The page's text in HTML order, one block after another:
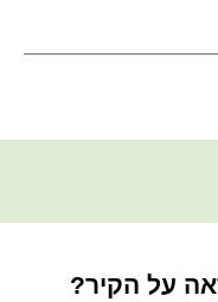
על הקיר?